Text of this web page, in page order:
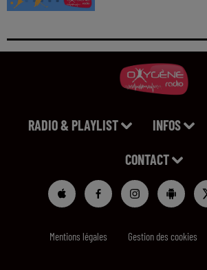
RADIO & PLAYLIST INFOS
CONTACT
Mentions légales Gestion des cookies